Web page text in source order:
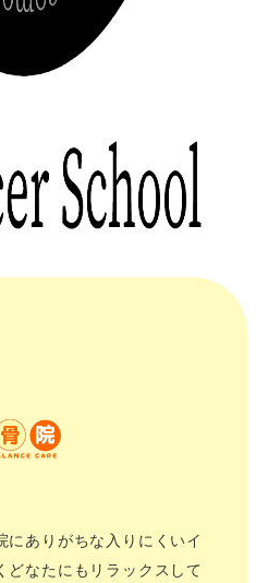
にありがちな入りにくいイ
どなたにもリラックスして